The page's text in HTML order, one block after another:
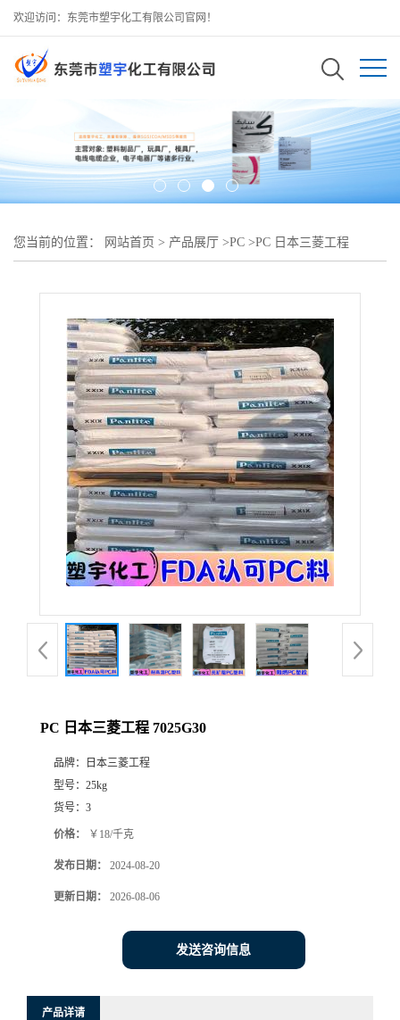
欢迎访问：东莞市塑宇化工有限公司官网！
您当前的位置： 网站首页 > 产品展厅 >PC >PC 日本三菱工程
PC 日本三菱工程 7025G30
品牌：
日本三菱工程
型号： 25kg
货号： 3
价格： ￥18/千克
发布日期： 2024-08-20
更新日期： 2026-08-06
发送咨询信息
产品详请